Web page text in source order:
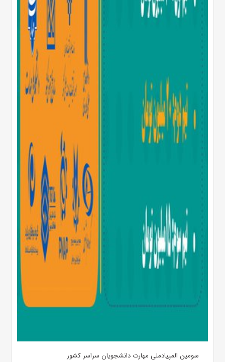
سومین المپیادملی مهارت دانشجویان سراسر کشور